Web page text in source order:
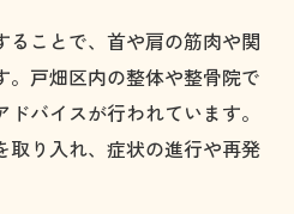
ることで、首や肩の筋肉や関
戸畑区内の整体や整骨院で
バイスが行われています。
取り入れ、症状の進行や再発